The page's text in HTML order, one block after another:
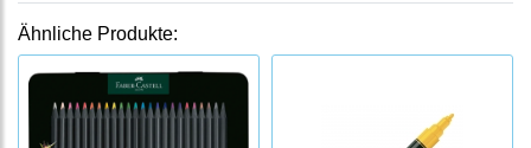
Ähnliche Produkte: